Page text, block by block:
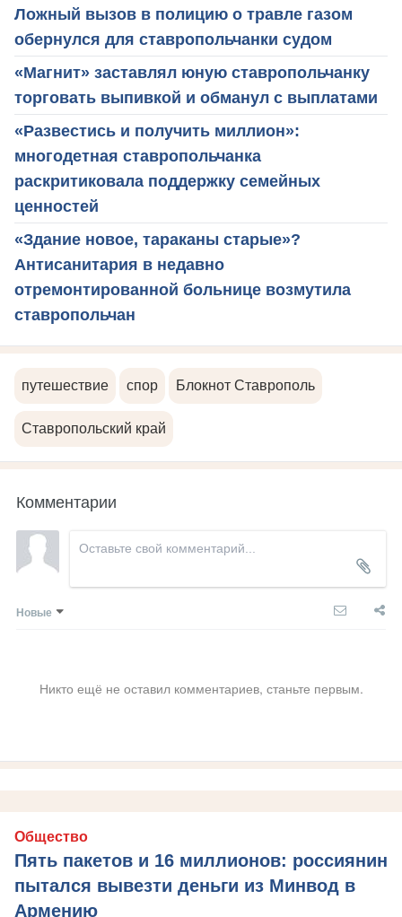
Ложный вызов в полицию о травле газом
обернулся для ставропольчанки судом
«Магнит» заставлял юную ставропольчанку
торговать выпивкой и обманул с выплатами
«Развестись и получить миллион»:
многодетная ставропольчанка
раскритиковала поддержку семейных
ценностей
«Здание новое, тараканы старые»?
Антисанитария в недавно
отремонтированной больнице возмутила
ставропольчан
путешествие спор Блокнот Ставрополь
Ставропольский край
Комментарии
Новые
Никто ещё не оставил комментариев, станьте первым.
Общество
Пять пакетов и 16 миллионов: россиянин
пытался вывезти деньги из Минвод в
Армению